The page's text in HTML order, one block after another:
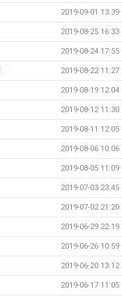
2019-09-01 13:39
2019-08-25 16:33
2019-08-24 17:55
2019-08-22 11:27
2019-08-19 12:04
2019-08-12 11:30
2019-08-11 12:05
2019-08-06 10:06
2019-08-05 11:09
2019-07-03 23:45
2019-07-02 21:20
2019-06-29 22:19
2019-06-26 10:59
2019-06-20 13:12
2019-06-17 11:05